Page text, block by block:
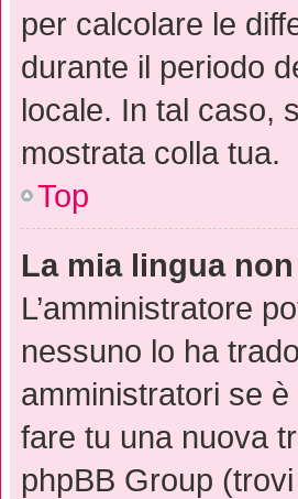
per calcolare le
durante il periodo
locale. In tal caso,
mostrata colla tua.
Top
La mia lingua
L’amministratore
nessuno lo ha
amministratori se
fare tu una nuova
phpBB Group